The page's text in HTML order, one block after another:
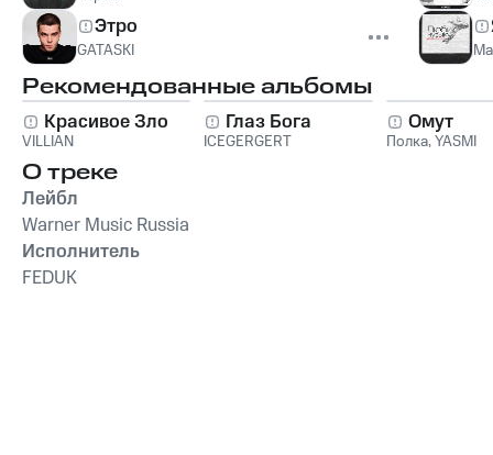
Этро
GATASKI
Рекомендованные альбомы
Красивое Зло
VILLIAN
Глаз Бога
ICEGERGERT
Омут
Полка,YASMI
О треке
Лейбл
Warner Music Russia
Исполнитель
FEDUK